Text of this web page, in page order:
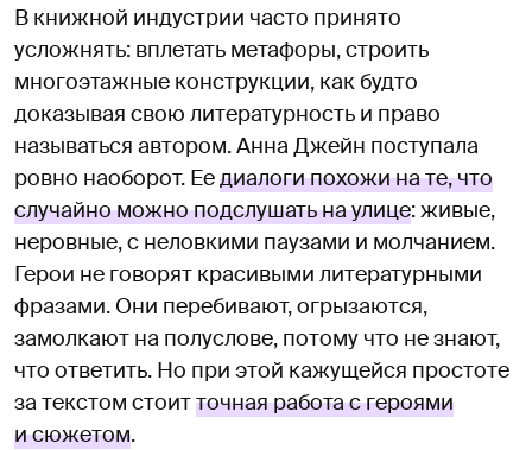
В книжной индустрии часто принято
усложнять: вплетать метафоры, строить
многоэтажные конструкции, как будто
доказывая свою литературность и право
называться автором. Анна Джейн поступала
ровно наоборот. Еедиалоги похожи на те, что
случайно можно подслушать на улице: живые,
неровные, с неловкими паузами и молчанием.
Герои не говорят красивыми литературными
фразами. Они перебивают, огрызаются,
замолкают на полуслове, потому что не знают,
что ответить. Но при этой кажущейся простоте
за текстом стоитточная работа с героями
и сюжетом.